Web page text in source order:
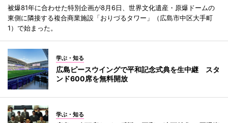
被爆81年に合わせた特別企画が8月6日、世界文化遺産・原爆ドームの
東側に隣接する複合商業施設「おりづるタワー」（広島市中区大手町
1）で始まった。
学ぶ・知る
広島ピースウイングで平和記念式典を生中継 スタ
ンド600席を無料開放
学ぶ・知る